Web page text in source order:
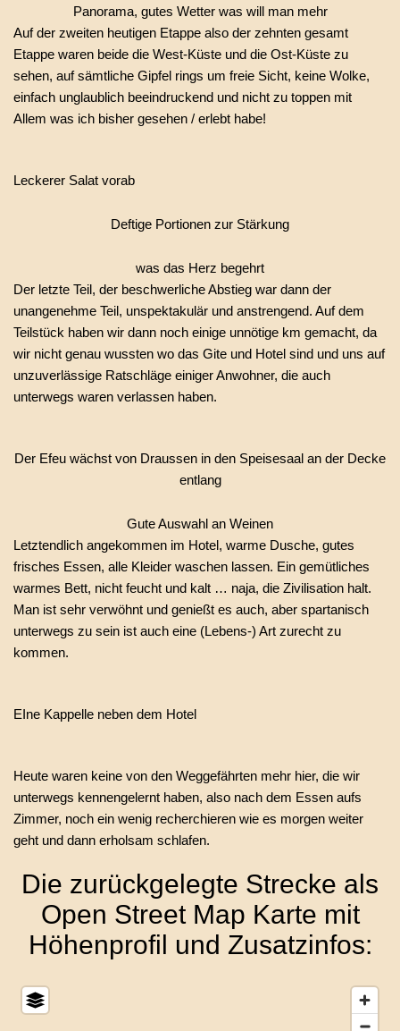
Panorama, gutes Wetter was will man mehr
Auf der zweiten heutigen Etappe also der zehnten gesamt
Etappe waren beide die West-Küste und die Ost-Küste zu
sehen, auf sämtliche Gipfel rings um freie Sicht, keine Wolke,
einfach unglaublich beeindruckend und nicht zu toppen mit
Allem was ich bisher gesehen / erlebt habe!
Leckerer Salat vorab
Deftige Portionen zur Stärkung
was das Herz begehrt
Der letzte Teil, der beschwerliche Abstieg war dann der
unangenehme Teil, unspektakulär und anstrengend. Auf dem
Teilstück haben wir dann noch einige unnötige km gemacht, da
wir nicht genau wussten wo das Gite und Hotel sind und uns auf
unzuverlässige Ratschläge einiger Anwohner, die auch
unterwegs waren verlassen haben.
Der Efeu wächst von Draussen in den Speisesaal an der Decke
entlang
Gute Auswahl an Weinen
Letztendlich angekommen im Hotel, warme Dusche, gutes
frisches Essen, alle Kleider waschen lassen. Ein gemütliches
warmes Bett, nicht feucht und kalt … naja, die Zivilisation halt.
Man ist sehr verwöhnt und genießt es auch, aber spartanisch
unterwegs zu sein ist auch eine (Lebens-) Art zurecht zu
kommen.
EIne Kappelle neben dem Hotel
Heute waren keine von den Weggefährten mehr hier, die wir
unterwegs kennengelernt haben, also nach dem Essen aufs
Zimmer, noch ein wenig recherchieren wie es morgen weiter
geht und dann erholsam schlafen.
Die zurückgelegte Strecke als
Open Street Map Karte mit
Höhenprofil und Zusatzinfos: